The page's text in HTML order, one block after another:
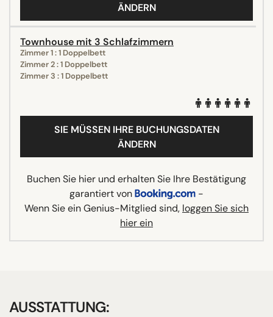
ÄNDERN
Townhouse mit 3 Schlafzimmern
Zimmer 1 : 1 Doppelbett
Zimmer 2 : 1 Doppelbett
Zimmer 3 : 1 Doppelbett
SIE MÜSSEN IHRE BUCHUNGSDATEN
ÄNDERN
Buchen Sie hier und erhalten Sie Ihre Bestätigung
garantiert von
-
Wenn Sie ein Genius-Mitglied sind, loggen Sie sich
hier ein
AUSSTATTUNG: